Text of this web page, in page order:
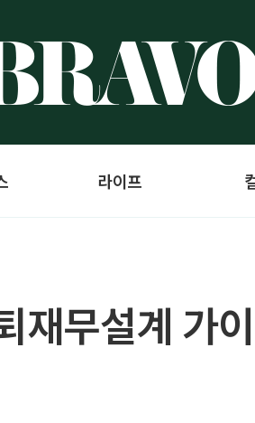
라이프
재무설계 가